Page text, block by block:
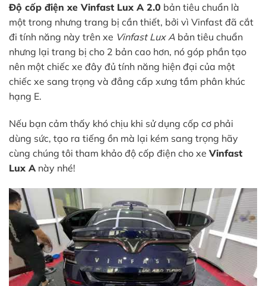
Độ cốp điện xe Vinfast Lux A 2.0 bản tiêu chuẩn là
một trong nhưng trang bị cần thiết, bởi vì Vinfast đã cắt
đi tính năng này trên xe Vinfast Lux A bản tiêu chuẩn
nhưng lại trang bị cho 2 bản cao hơn, nó góp phần tạo
nên một chiếc xe đây đủ tính năng hiện đại của một
chiếc xe sang trọng và đẳng cấp xưng tầm phân khúc
hạng E.
Nếu bạn cảm thấy khó chịu khi sử dụng cốp cơ phải
dùng sức, tạo ra tiếng ồn mà lại kém sang trọng hãy
cùng chúng tôi tham khảo độ cốp điện cho xe Vinfast
Lux A này nhé!